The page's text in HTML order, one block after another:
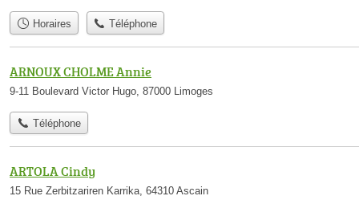
Horaires Téléphone
ARNOUX CHOLME Annie
9-11 Boulevard Victor Hugo, 87000 Limoges
Téléphone
ARTOLA Cindy
15 Rue Zerbitzariren Karrika, 64310 Ascain